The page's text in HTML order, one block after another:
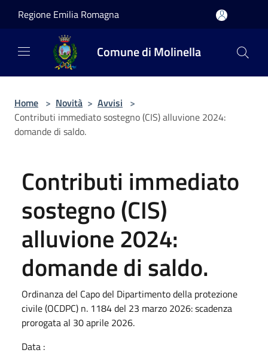
Regione Emilia Romagna
Comune di Molinella
Home > Novità > Avvisi >
Contributi immediato sostegno (CIS) alluvione 2024:
domande di saldo.
Contributi immediato
sostegno (CIS)
alluvione 2024:
domande di saldo.
Ordinanza del Capo del Dipartimento della protezione
civile (OCDPC) n. 1184 del 23 marzo 2026: scadenza
prorogata al 30 aprile 2026.
Data :